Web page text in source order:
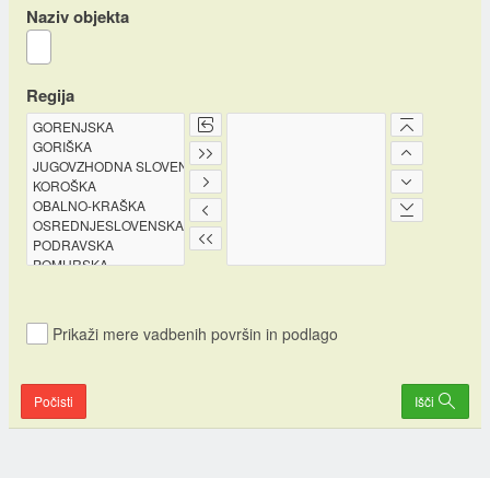
Naziv objekta
Regija
Prikaži mere vadbenih površin in podlago
Počisti Išči